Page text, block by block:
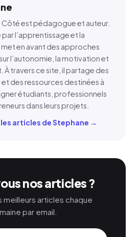
est pédagogue et auteur.
par l’apprentissage et la
met en avant des approches
l’autonomie, la motivation et
À travers ce site, il partage des
des ressources destinées à
étudiants, professionnels
dans leurs projets.
articles de Stephane →
nos articles ?
meilleurs articles chaque
par email.